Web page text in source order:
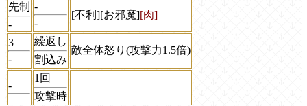
先制
-
-
-
[不利][お邪魔][肉]
3
-
繰返し
割込み
敵全体怒り(攻撃力1.5倍)
-
1回
攻撃時